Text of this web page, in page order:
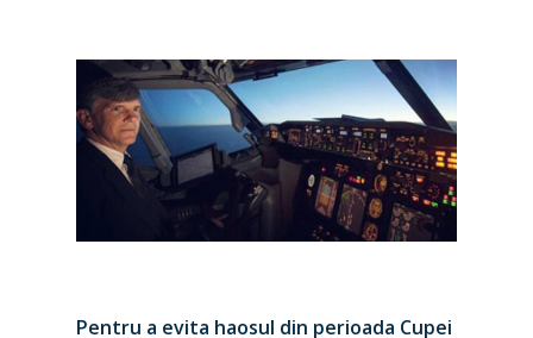
Pentru a evita haosul din perioada Cupei